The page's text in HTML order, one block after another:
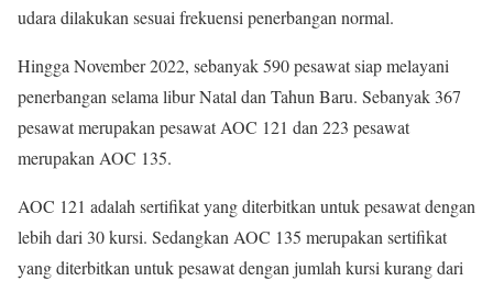
udara dilakukan sesuai frekuensi penerbangan normal.
Hingga November 2022, sebanyak 590 pesawat siap melayani
penerbangan selama libur Natal dan Tahun Baru. Sebanyak 367
pesawat merupakan pesawat AOC 121 dan 223 pesawat
merupakan AOC 135.
AOC 121 adalah sertifikat yang diterbitkan untuk pesawat dengan
lebih dari 30 kursi. Sedangkan AOC 135 merupakan sertifikat
yang diterbitkan untuk pesawat dengan jumlah kursi kurang dari